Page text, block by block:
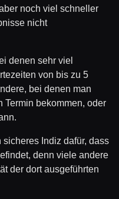
noch viel schneller
nicht
denen sehr viel
von bis zu 5
bei denen man
Termin bekommen, oder
Indiz dafür, dass
denn viele andere
der dort ausgeführten